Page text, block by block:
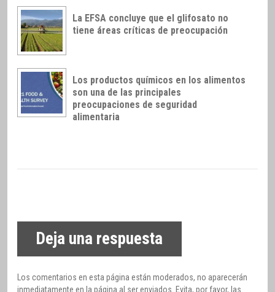
La EFSA concluye que el glifosato no
tiene áreas críticas de preocupación
Los productos químicos en los alimentos
son una de las principales
preocupaciones de seguridad
alimentaria
Deja una respuesta
Los comentarios en esta página están moderados, no aparecerán
inmediatamente en la página al ser enviados. Evita, por favor, las